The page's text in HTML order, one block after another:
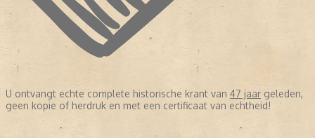
U ontvangt echte complete historische krant van 47 jaar geleden,
geen kopie of herdruk en met een certificaat van echtheid!